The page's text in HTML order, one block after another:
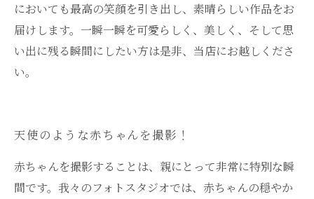
においても最高の笑顔を引き出し、素晴らしい作品をお
届けします。一瞬一瞬を可愛らしく、美しく、そして思
い出に残る瞬間にしたい方は是非、当店にお越しくださ
い。
天使のような赤ちゃんを撮影！
赤ちゃんを撮影することは、親にとって非常に特別な瞬
間です。我々のフォトスタジオでは、赤ちゃんの穏やか